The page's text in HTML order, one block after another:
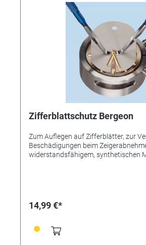
Zifferblattschutz Bergeon
Zum Auflegen auf Zifferblätter, zur
Beschädigungen beim
widerstandsfähigem, synthetischen
14,99 €*